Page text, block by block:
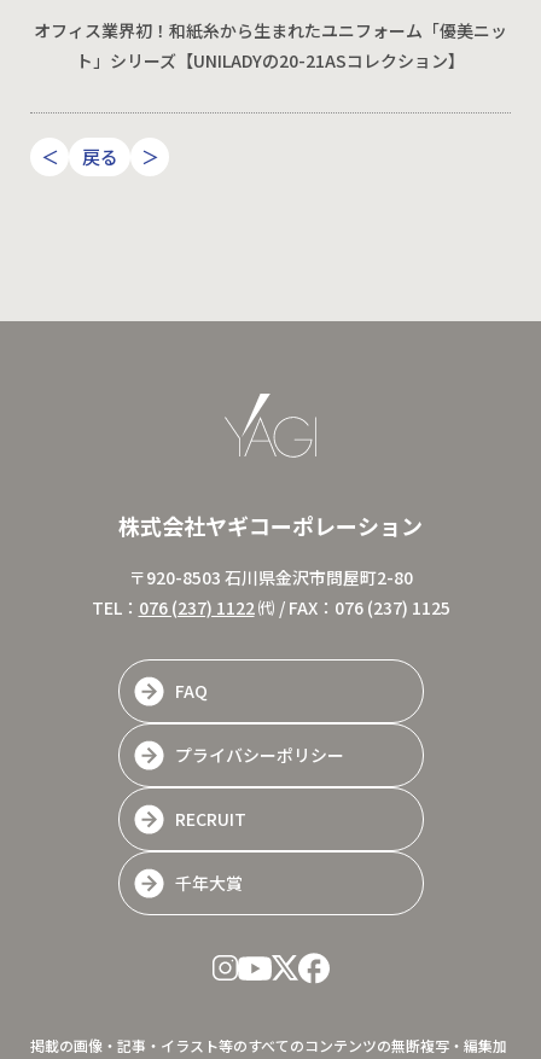
オフィス業界初！和紙糸から生まれたユニフォーム「優美ニッ
ト」シリーズ【UNILADYの20-21ASコレクション】
＜ 戻る ＞
株式会社ヤギコーポレーション
〒920-8503 石川県金沢市問屋町2-80
TEL： 076 (237) 1122㈹ / FAX：076 (237) 1125
FAQ
プライバシーポリシー
RECRUIT
千年大賞
掲載の画像・記事・イラスト等のすべてのコンテンツの無断複写・編集加